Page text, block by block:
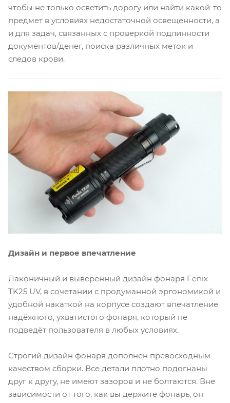
чтобы не только осветить дорогу или найти какой-то
предмет в условиях недостаточной освещенности, а
и для задач, связанных с проверкой подлинности
документов/денег, поиска различных меток и
следов крови.
Дизайн и первое впечатление
Лаконичный и выверенный дизайн фонаря Fenix
TK25 UV, в сочетании с продуманной эргономикой и
удобной накаткой на корпусе создают впечатление
надёжного, ухватистого фонаря, который не
подведёт пользователя в любых условиях.
Строгий дизайн фонаря дополнен превосходным
качеством сборки. Все детали плотно подогнаны
друг к другу, не имеют зазоров и не болтаются. Вне
зависимости от того, как вы держите фонарь, он